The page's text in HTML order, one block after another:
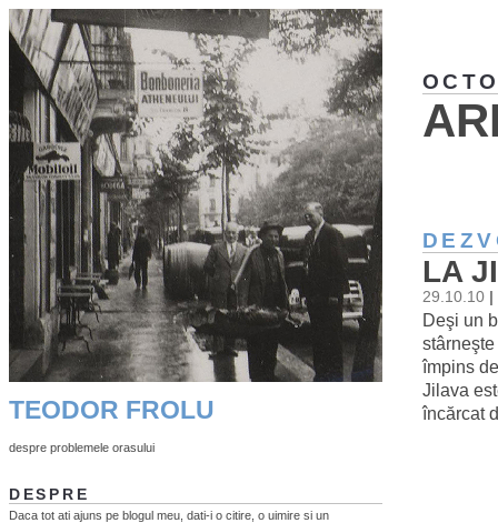
LA
29.10.10
Deşi un
împins
Jilava
încărcat
TEODOR FROLU
despre problemele orasului
DESPRE
Daca tot ati ajuns pe blogul meu, dati-i o citire, o uimire si un